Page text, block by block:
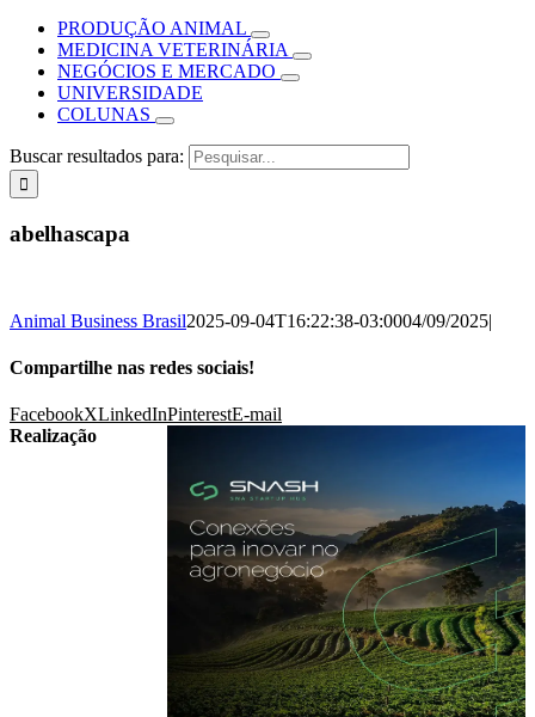
PRODUÇÃO ANIMAL
MEDICINA VETERINÁRIA
NEGÓCIOS E MERCADO
UNIVERSIDADE
COLUNAS
Buscar resultados para:
abelhascapa
Animal Business Brasil2025-09-04T16:22:38-03:0004/09/2025|
Compartilhe nas redes sociais!
FacebookXLinkedInPinterestE-mail
Realização